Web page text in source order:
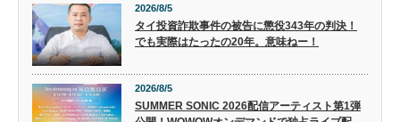
2026/8/5
タイ投資詐欺事件の被告に懲役343年の判決！
でも実際はたったの20年。意味ねー！
2026/8/5
SUMMER SONIC 2026配信アーティスト第1弾